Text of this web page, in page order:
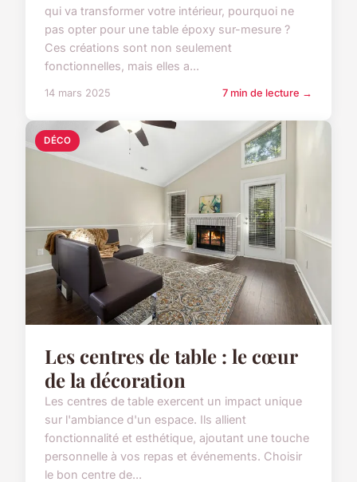
qui va transformer votre intérieur, pourquoi ne
pas opter pour une table époxy sur-mesure ?
Ces créations sont non seulement
fonctionnelles, mais elles a...
14 mars 2025 7 min de lecture →
DÉCO
Les centres de table : le cœur
de la décoration
Les centres de table exercent un impact unique
sur l'ambiance d'un espace. Ils allient
fonctionnalité et esthétique, ajoutant une touche
personnelle à vos repas et événements. Choisir
le bon centre de...